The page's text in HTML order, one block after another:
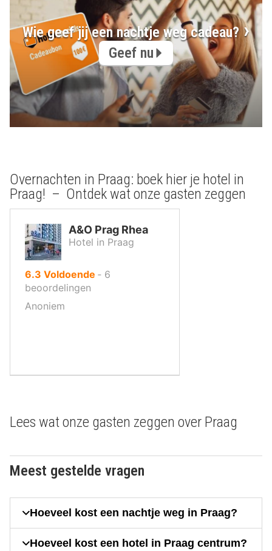
Wie geef jij een nachtje weg cadeau?
Geef nu
Overnachten in Praag: boek hier je hotel in
Praag! – Ontdek wat onze gasten zeggen
A&O Prag Rhea
Hotel in Praag
6.3 uit
10
Voldoende ‐ 6
beoordelingen
Anoniem
Lees wat onze gasten zeggen over Praag
Meest gestelde vragen
Hoeveel kost een nachtje weg in Praag?
Hoeveel kost een hotel in Praag centrum?